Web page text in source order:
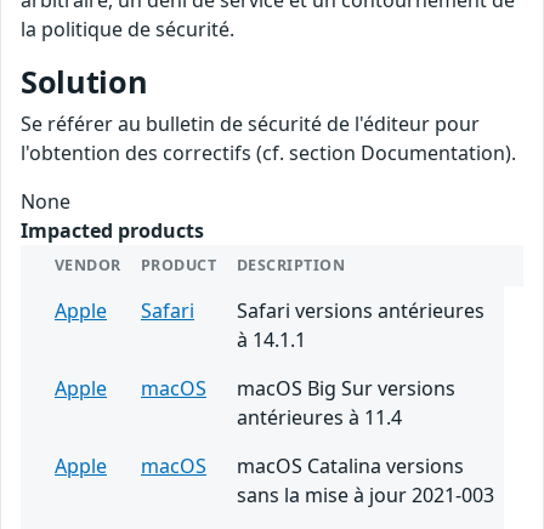
la politique de sécurité.
Solution
Se référer au bulletin de sécurité de l'éditeur pour
l'obtention des correctifs (cf. section Documentation).
None
Impacted products
VENDOR PRODUCT DESCRIPTION
Apple Safari
Safari versions antérieures
à 14.1.1
Apple
macOS
macOS Big Sur versions
antérieures à 11.4
Apple
macOS
macOS Catalina versions
sans la mise à jour 2021-003